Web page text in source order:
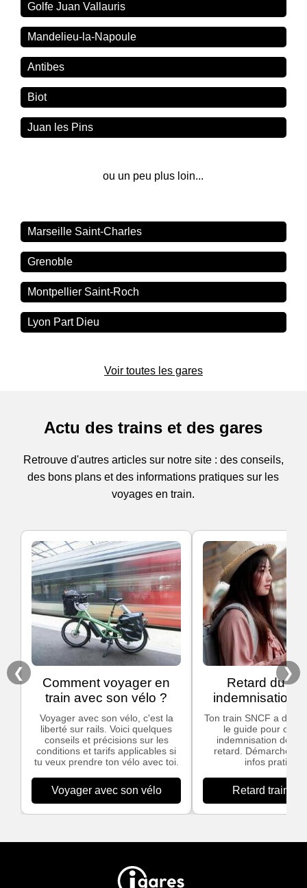
Golfe Juan Vallauris
Mandelieu-la-Napoule
Antibes
Biot
Juan les Pins
ou un peu plus loin...
Marseille Saint-Charles
Grenoble
Montpellier Saint-Roch
Lyon Part Dieu
Voir toutes les gares
Actu des trains et des gares
Retrouve d'autres articles sur notre site : des conseils,
des bons plans et des informations pratiques sur les
voyages en train.
❮
Comment voyager en
train avec son vélo ?
Voyager avec son vélo, c'est la
liberté sur rails. Voici quelques
conseils et précisions sur les
conditions et tarifs applicables si
tu veux prendre ton vélo avec toi.
Voyager avec son vélo
Retard du
indemnisations
Ton train SNCF a du
le guide pour
indemnisation dès
retard. Démarches
infos
Retard train
❯